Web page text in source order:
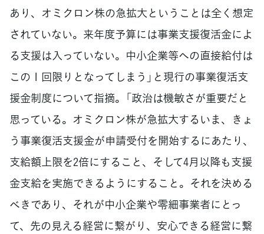
あり、オミクロン株の急拡大ということは全く想定
されていない。来年度予算には事業支援復活金によ
る支援は入っていない。中小企業等への直接給付は
この１回限りとなってしまう」と現行の事業復活支
援金制度について指摘。「政治は機敏さが重要だと
思っている。オミクロン株が急拡大するいま、きょ
う事業復活支援金が申請受付を開始するにあたり、
支給額上限を2倍にすること、そして4月以降も支援
金支給を実施できるようにすること。それを決める
べきであり、それが中小企業や零細事業者にとっ
て、先の見える経営に繋がり、安心できる経営に繋